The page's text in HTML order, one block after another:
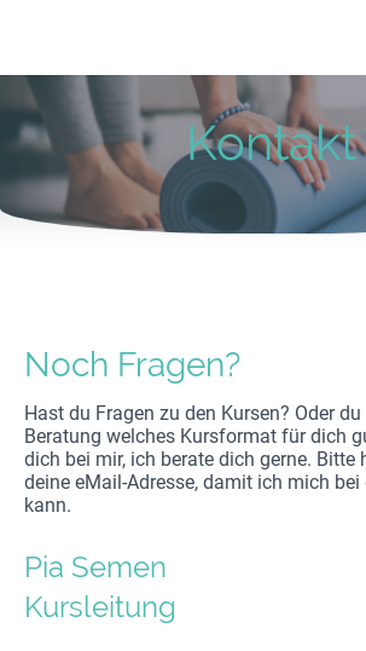
Kontakt
Noch Fragen?
Hast du Fragen zu den Kursen? Oder
Beratung welches Kursformat für dich
dich bei mir, ich berate dich gerne. Bitte
deine eMail-Adresse, damit ich mich
kann.
Pia Semen
Kursleitung